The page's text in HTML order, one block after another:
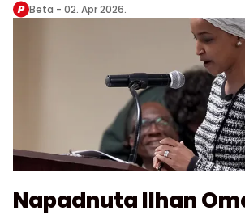
Beta - 02. Apr 2026.
Napadnuta Ilhan